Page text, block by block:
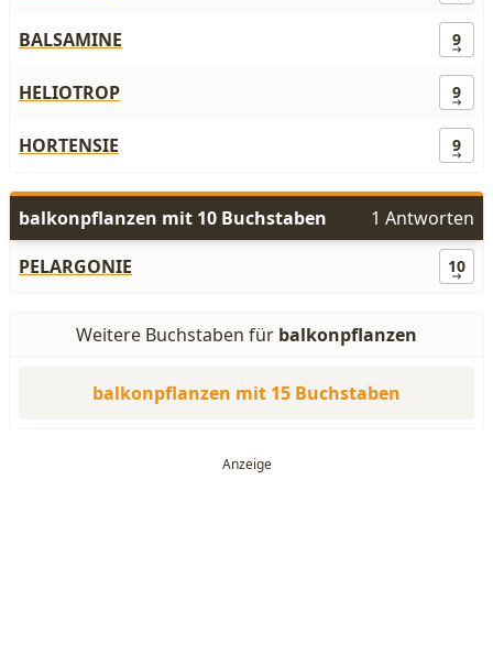
BALSAMINE 9
HELIOTROP 9
HORTENSIE 9
balkonpflanzen mit 10 Buchstaben
1 Antworten
PELARGONIE
10
Weitere Buchstaben für balkonpflanzen
balkonpflanzen mit 15 Buchstaben